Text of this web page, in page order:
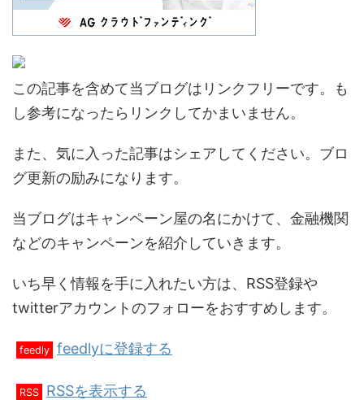
この記事を含めて当ブログはリンクフリーです。も
し参考になったらリンクしてかまいません。
また、気に入った記事はシェアしてください。ブロ
グ更新の励みになります。
当ブログはキャンペーン屋の名にかけて、金融機関
などのキャンペーンを紹介していきます。
いち早く情報を手に入れたい方は、RSS登録や
twitterアカウントのフォローをおすすめします。
feedly feedlyに登録する
RSS RSSを表示する